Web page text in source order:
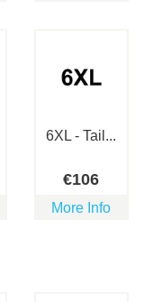
6XL - Tail...
€106
More Info